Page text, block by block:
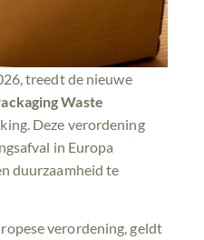
treedt de nieuwe
Waste
Deze verordening
in Europa
duurzaamheid te
verordening, geldt